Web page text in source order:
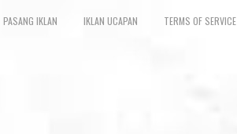
PASANG IKLAN IKLAN UCAPAN TERMS OF SERVICE